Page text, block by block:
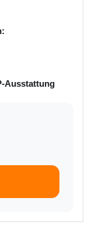
Ausstattung